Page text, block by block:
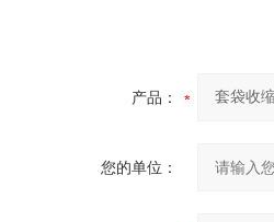
产品：
您的单位：